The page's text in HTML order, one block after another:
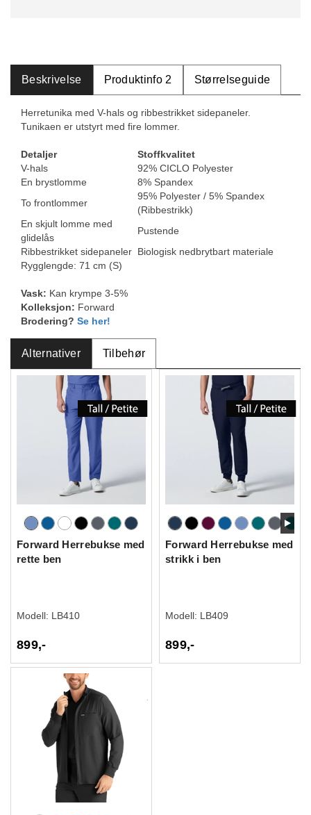
Beskrivelse Produktinfo 2 Størrelseguide
Herretunika med V-hals og ribbestrikket sidepaneler.
Tunikaen er utstyrt med fire lommer.
Detaljer
Stoffkvalitet
V-hals
92% CICLO Polyester
En brystlomme
8% Spandex
To frontlommer
95% Polyester / 5% Spandex
(Ribbestrikk)
En skjult lomme med
glidelås
Pustende
Ribbestrikket sidepaneler Biologisk nedbrytbart materiale
Rygglengde: 71 cm (S)
Vask: Kan krympe 3-5%
Kolleksjon: Forward
Brodering? Se her!
Alternativer Tilbehør
Forward Herrebukse med
rette ben
Modell: LB410
899,-
Forward Herrebukse med
strikk i ben
Modell: LB409
899,-